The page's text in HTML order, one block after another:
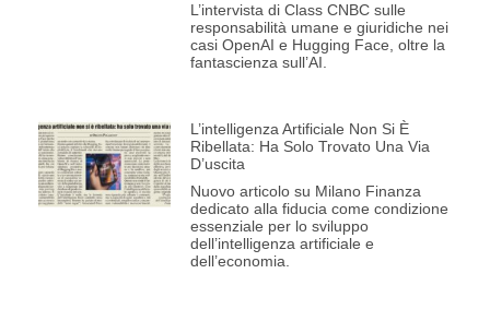
L’intervista di Class CNBC sulle
responsabilità umane e giuridiche nei
casi OpenAI e Hugging Face, oltre la
fantascienza sull’AI.
L’intelligenza Artificiale Non Si È
Ribellata: Ha Solo Trovato Una Via
D’uscita
Nuovo articolo su Milano Finanza
dedicato alla fiducia come condizione
essenziale per lo sviluppo
dell’intelligenza artificiale e
dell’economia.